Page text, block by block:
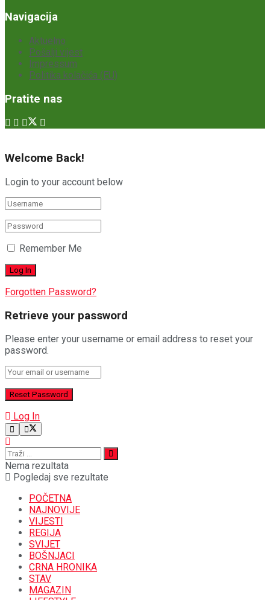
Navigacija
Aktuelno
Pošalji vijest
Impressum
Politika kolačića (EU)
Pratite nas
Welcome Back!
Login to your account below
Remember Me
Forgotten Password?
Retrieve your password
Please enter your username or email address to reset your
password.
Log In
Nema rezultata
Pogledaj sve rezultate
POČETNA
NAJNOVIJE
VIJESTI
REGIJA
SVIJET
BOŠNJACI
CRNA HRONIKA
STAV
MAGAZIN